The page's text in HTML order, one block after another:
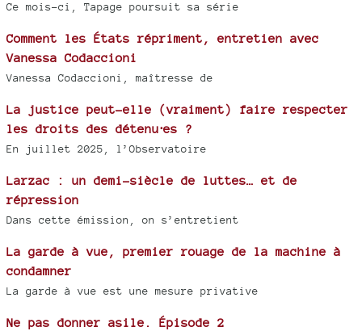
Ce mois-ci, Tapage poursuit sa série
Comment les États répriment, entretien avec
Vanessa Codaccioni
Vanessa Codaccioni, maîtresse de
La justice peut-elle (vraiment) faire respecter
les droits des détenu⋅es ?
En juillet 2025, l’Observatoire
Larzac : un demi-siècle de luttes… et de
répression
Dans cette émission, on s’entretient
La garde à vue, premier rouage de la machine à
condamner
La garde à vue est une mesure privative
Ne pas donner asile. Épisode 2